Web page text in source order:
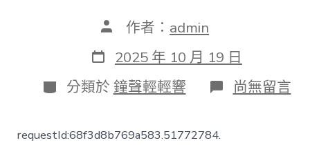
文
作
者
作者： admin
發
表
日
期
2025 年 10 月 19 日
分
類
分類於 鐘聲輕輕響 在
〈獅
尚無留言
requestId:68f3d8b769a583.51772784.